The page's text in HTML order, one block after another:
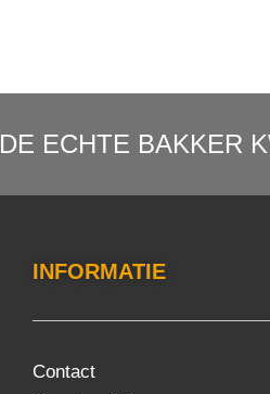
DE ECHTE BAKKER
INFORMATIE
Contact